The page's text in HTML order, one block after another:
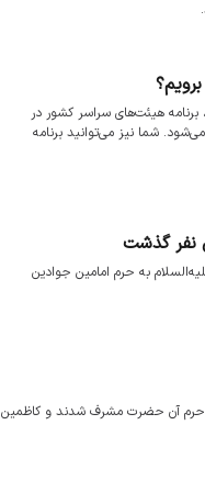
برنامه هیئت‌های سراسر کشور در
شما نیز می‌توانید برنامه
به حرم امامین جوادین
حرم آن حضرت مشرف شدند و کاظمین